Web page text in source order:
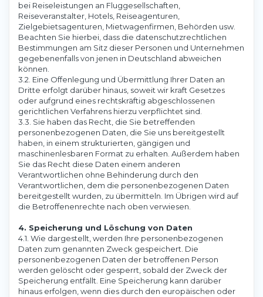
bei Reiseleistungen an Fluggesellschaften,
Reiseveranstalter, Hotels, Reiseagenturen,
Zielgebietsagenturen, Mietwagenfirmen, Behörden usw.
Beachten Sie hierbei, dass die datenschutzrechtlichen
Bestimmungen am Sitz dieser Personen und Unternehmen
gegebenenfalls von jenen in Deutschland abweichen
können.
3.2. Eine Offenlegung und Übermittlung Ihrer Daten an
Dritte erfolgt darüber hinaus, soweit wir kraft Gesetzes
oder aufgrund eines rechtskräftig abgeschlossenen
gerichtlichen Verfahrens hierzu verpflichtet sind.
3.3. Sie haben das Recht, die Sie betreffenden
personenbezogenen Daten, die Sie uns bereitgestellt
haben, in einem strukturierten, gängigen und
maschinenlesbaren Format zu erhalten. Außerdem haben
Sie das Recht diese Daten einem anderen
Verantwortlichen ohne Behinderung durch den
Verantwortlichen, dem die personenbezogenen Daten
bereitgestellt wurden, zu übermitteln. Im Übrigen wird auf
die Betroffenenrechte nach oben verwiesen.
4. Speicherung und Löschung von Daten
4.1. Wie dargestellt, werden Ihre personenbezogenen
Daten zum genannten Zweck gespeichert. Die
personenbezogenen Daten der betroffenen Person
werden gelöscht oder gesperrt, sobald der Zweck der
Speicherung entfällt. Eine Speicherung kann darüber
hinaus erfolgen, wenn dies durch den europäischen oder